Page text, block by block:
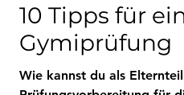
10 Tipps für
Gymiprüfung
Wie kannst du als